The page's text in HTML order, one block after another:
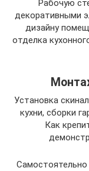
Рабочую
декоративными
дизайну
отделка
Установка
кухни, сборки
Как